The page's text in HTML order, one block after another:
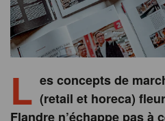
L es concepts de
(retail et horeca)
Flandre n’échappe pas à